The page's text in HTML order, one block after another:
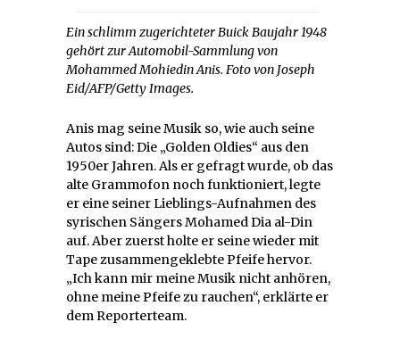
Ein schlimm zugerichteter Buick Baujahr 1948
gehört zur Automobil-Sammlung von
Mohammed Mohiedin Anis. Foto von Joseph
Eid/AFP/Getty Images.
Anis mag seine Musik so, wie auch seine
Autos sind: Die „Golden Oldies“ aus den
1950er Jahren. Als er gefragt wurde, ob das
alte Grammofon noch funktioniert, legte
er eine seiner Lieblings-Aufnahmen des
syrischen Sängers Mohamed Dia al-Din
auf. Aber zuerst holte er seine wieder mit
Tape zusammengeklebte Pfeife hervor.
„Ich kann mir meine Musik nicht anhören,
ohne meine Pfeife zu rauchen“, erklärte er
dem Reporterteam.